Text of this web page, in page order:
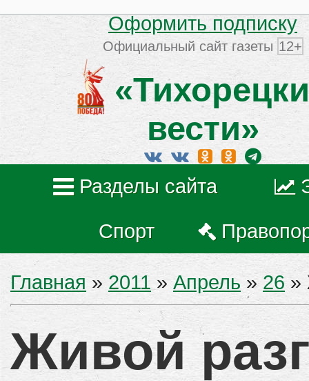
Оформить подписку
Официальный сайт газеты 12+
вести»
Разделы сайта
Спорт
Главная » 2011 » Апрель » 26»
Живой